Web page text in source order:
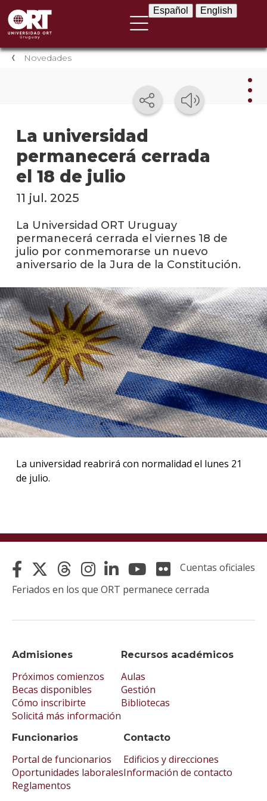
Español English
Novedades
La universidad
permanecerá cerrada
el 18 de julio
La
en
los
Blog
11 jul. 2025
La Universidad ORT Uruguay
permanecerá cerrada el viernes 18 de
julio por conmemorarse un nuevo
aniversario de la Jura de la Constitución.
La universidad reabrirá con normalidad el lunes 21
de julio.
Admisiones
Próximos comienzos
Becas disponibles
Cómo inscribirte
Solicitá más información
Recursos académicos
Aulas
Gestión
Bibliotecas
Funcionarios
Portal de funcionarios
Oportunidades laborales
Reglamentos
Contacto
Edificios y direcciones
Información de contacto
Cuentas oficiales
Feriados en los que ORT permanece cerrada